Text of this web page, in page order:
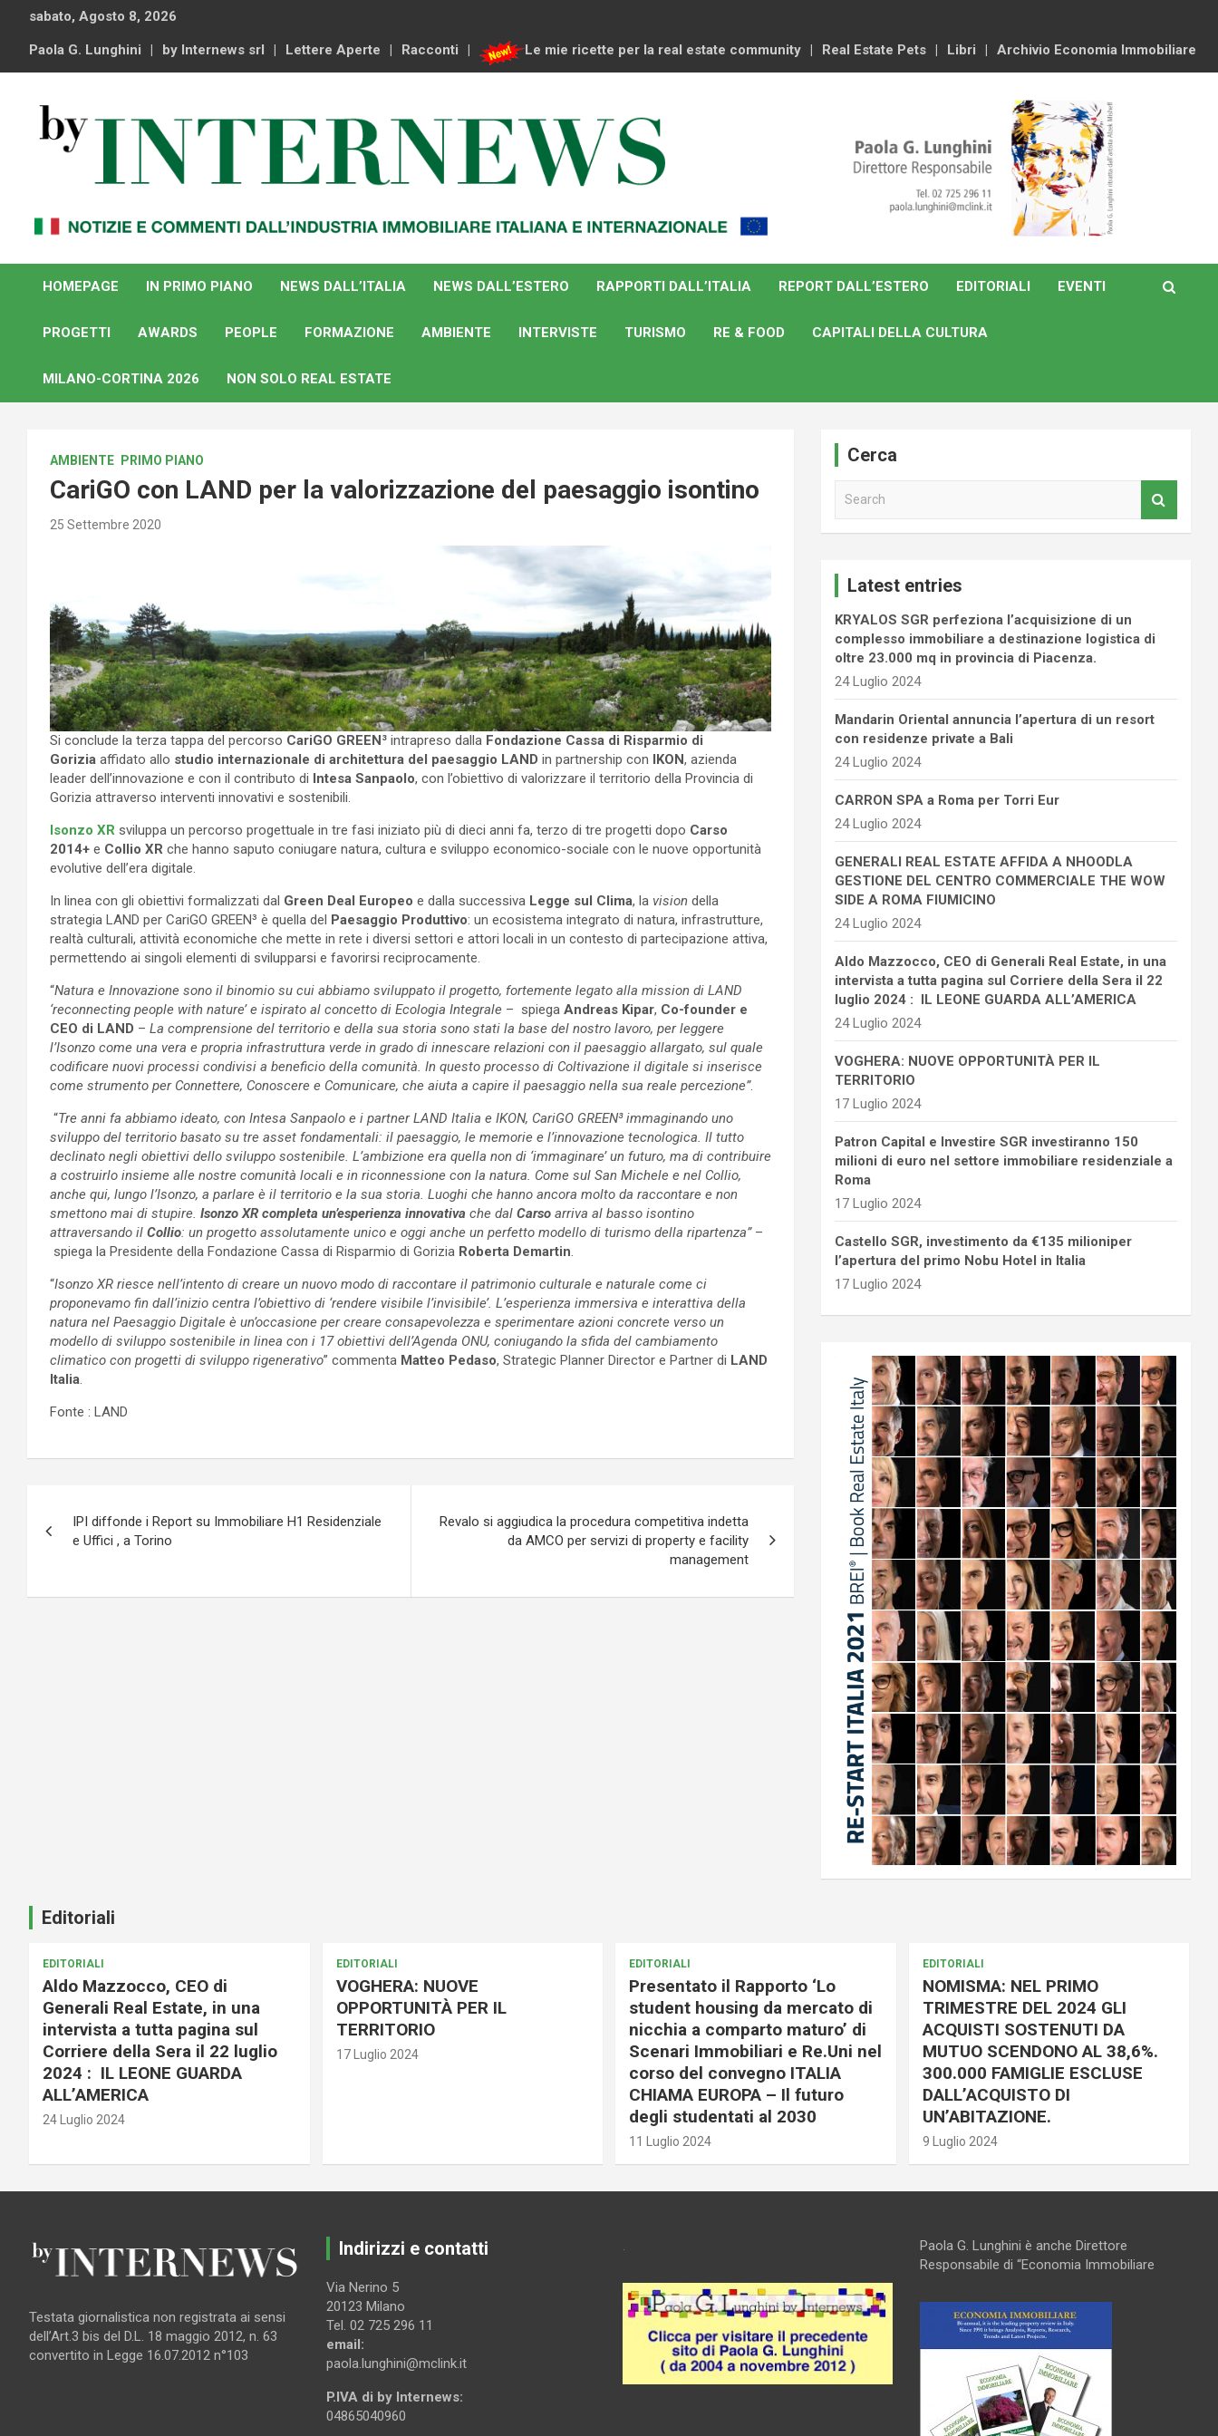
content
sabato, Agosto 8, 2026
Paola G. Lunghini by Internews srl Lettere Aperte Racconti Le mie ricette per la real estate community Real Estate Pets Libri Archivio Economia Immobiliare
By Internews
internazionale
HOMEPAGE
IN PRIMO PIANO NEWS DALL’ITALIA NEWS DALL’ESTERO RAPPORTI DALL’ITALIA REPORT DALL’ESTERO EDITORIALI EVENTI
PROGETTI AWARDS PEOPLE FORMAZIONE AMBIENTE INTERVISTE TURISMO RE & FOOD CAPITALI DELLA CULTURA
MILANO-CORTINA 2026 NON SOLO REAL ESTATE
AMBIENTE PRIMO PIANO
CariGO con LAND per la valorizzazione del paesaggio isontino
25 Settembre 2020
Si conclude la terza tappa del percorso CariGO GREEN³ intrapreso dalla Fondazione Cassa di Risparmio di
Gorizia affidato allo studio internazionale di architettura del paesaggio LAND in partnership con IKON, azienda
leader dell’innovazione e con il contributo di Intesa Sanpaolo, con l’obiettivo di valorizzare il territorio della Provincia di
Gorizia attraverso interventi innovativi e sostenibili.
Isonzo XR sviluppa un percorso progettuale in tre fasi iniziato più di dieci anni fa, terzo di tre progetti dopo Carso
2014+ e Collio XR che hanno saputo coniugare natura, cultura e sviluppo economico-sociale con le nuove opportunità
evolutive dell’era digitale.
In linea con gli obiettivi formalizzati dal Green Deal Europeo e dalla successiva Legge sul Clima, la vision della
strategia LAND per CariGO GREEN³ è quella del Paesaggio Produttivo: un ecosistema integrato di natura, infrastrutture,
realtà culturali, attività economiche che mette in rete i diversi settori e attori locali in un contesto di partecipazione attiva,
permettendo ai singoli elementi di svilupparsi e favorirsi reciprocamente.
“Natura e Innovazione sono il binomio su cui abbiamo sviluppato il progetto, fortemente legato alla mission di LAND
‘reconnecting people with nature’ e ispirato al concetto di Ecologia Integrale – spiega Andreas Kipar, Co-founder e
CEO di LAND – La comprensione del territorio e della sua storia sono stati la base del nostro lavoro, per leggere
l’Isonzo come una vera e propria infrastruttura verde in grado di innescare relazioni con il paesaggio allargato, sul quale
codificare nuovi processi condivisi a beneficio della comunità. In questo processo di Coltivazione il digitale si inserisce
come strumento per Connettere, Conoscere e Comunicare, che aiuta a capire il paesaggio nella sua reale percezione”.
“Tre anni fa abbiamo ideato, con Intesa Sanpaolo e i partner LAND Italia e IKON, CariGO GREEN³ immaginando uno
sviluppo del territorio basato su tre asset fondamentali: il paesaggio, le memorie e l’innovazione tecnologica. Il tutto
declinato negli obiettivi dello sviluppo sostenibile. L’ambizione era quella non di ‘immaginare’ un futuro, ma di contribuire
a costruirlo insieme alle nostre comunità locali e in riconnessione con la natura. Come sul San Michele e nel Collio,
anche qui, lungo l’Isonzo, a parlare è il territorio e la sua storia. Luoghi che hanno ancora molto da raccontare e non
smettono mai di stupire. Isonzo XR completa un’esperienza innovativa che dal Carso arriva al basso isontino
attraversando il Collio: un progetto assolutamente unico e oggi anche un perfetto modello di turismo della ripartenza”–
spiega la Presidente della Fondazione Cassa di Risparmio di Gorizia Roberta Demartin.
“Isonzo XR riesce nell’intento di creare un nuovo modo di raccontare il patrimonio culturale e naturale come ci
proponevamo fin dall’inizio centra l’obiettivo di ‘rendere visibile l’invisibile’. L’esperienza immersiva e interattiva della
natura nel Paesaggio Digitale è un’occasione per creare consapevolezza e sperimentare azioni concrete verso un
modello di sviluppo sostenibile in linea con i 17 obiettivi dell’Agenda ONU, coniugando la sfida del cambiamento
climatico con progetti di sviluppo rigenerativo” commenta Matteo Pedaso, Strategic Planner Director e Partner di LAND
Italia.
Fonte : LAND
articoli
IPI diffonde i Report su Immobiliare H1 Residenziale
e Uffici , a Torino
Revalo si aggiudica la procedura competitiva indetta
da AMCO per servizi di property e facility
management
Cerca
Latest entries
KRYALOS SGR perfeziona l’acquisizione di un
complesso immobiliare a destinazione logistica di
oltre 23.000 mq in provincia di Piacenza.
24 Luglio 2024
Mandarin Oriental annuncia l’apertura di un resort
con residenze private a Bali
24 Luglio 2024
CARRON SPA a Roma per Torri Eur
24 Luglio 2024
GENERALI REAL ESTATE AFFIDA A NHOODLA
GESTIONE DEL CENTRO COMMERCIALE THE WOW
SIDE A ROMA FIUMICINO
24 Luglio 2024
Aldo Mazzocco, CEO di Generali Real Estate, in una
intervista a tutta pagina sul Corriere della Sera il 22
luglio 2024 : IL LEONE GUARDA ALL’AMERICA
24 Luglio 2024
VOGHERA: NUOVE OPPORTUNITÀ PER IL
TERRITORIO
17 Luglio 2024
Patron Capital e Investire SGR investiranno 150
milioni di euro nel settore immobiliare residenziale a
Roma
17 Luglio 2024
Castello SGR, investimento da €135 milioniper
l’apertura del primo Nobu Hotel in Italia
17 Luglio 2024
Editoriali
EDITORIALI
Aldo Mazzocco, CEO di
Generali Real Estate, in una
intervista a tutta pagina sul
Corriere della Sera il 22 luglio
2024 : IL LEONE GUARDA
ALL’AMERICA
24 Luglio 2024
EDITORIALI
VOGHERA: NUOVE
OPPORTUNITÀ PER IL
TERRITORIO
17 Luglio 2024
EDITORIALI
Presentato il Rapporto ‘Lo
student housing da mercato di
nicchia a comparto maturo’ di
Scenari Immobiliari e Re.Uni nel
corso del convegno ITALIA
CHIAMA EUROPA – Il futuro
degli studentati al 2030
11 Luglio 2024
EDITORIALI
NOMISMA: NEL PRIMO
TRIMESTRE DEL 2024 GLI
ACQUISTI SOSTENUTI DA
MUTUO SCENDONO AL 38,6%.
300.000 FAMIGLIE ESCLUSE
DALL’ACQUISTO DI
UN’ABITAZIONE.
9 Luglio 2024
Testata giornalistica non registrata ai sensi
dell’Art.3 bis del D.L. 18 maggio 2012, n. 63
convertito in Legge 16.07.2012 n°103
Indirizzi e contatti
Via Nerino 5
20123 Milano
Tel. 02 725 296 11
email:
paola.lunghini@mclink.it
P.IVA di by Internews:
04865040960
.
Paola G. Lunghini è anche Direttore
Responsabile di “Economia Immobiliare